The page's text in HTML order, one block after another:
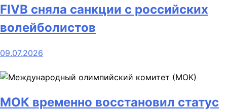
FIVB сняла санкции с российских
волейболистов
09.07.2026
МОК временно восстановил статус